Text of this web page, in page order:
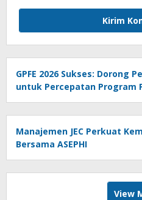
GPFE 2026 Sukses: Dorong
untuk Percepatan Program
Manajemen JEC Perkuat
Bersama ASEPHI
View